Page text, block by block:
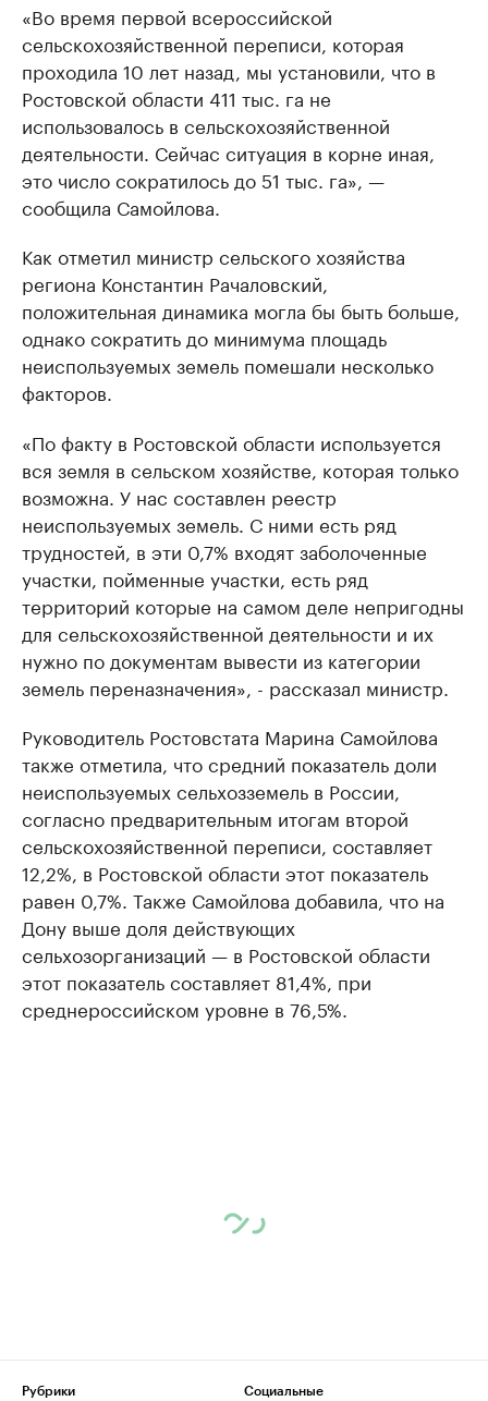
«Во время первой всероссийской
сельскохозяйственной переписи, которая
проходила 10 лет назад, мы установили, что в
Ростовской области 411 тыс. га не
использовалось в сельскохозяйственной
деятельности. Сейчас ситуация в корне иная,
это число сократилось до 51 тыс. га», —
сообщила Самойлова.
Как отметил министр сельского хозяйства
региона Константин Рачаловский,
положительная динамика могла бы быть больше,
однако сократить до минимума площадь
неиспользуемых земель помешали несколько
факторов.
«По факту в Ростовской области используется
вся земля в сельском хозяйстве, которая только
возможна. У нас составлен реестр
неиспользуемых земель. С ними есть ряд
трудностей, в эти 0,7% входят заболоченные
участки, пойменные участки, есть ряд
территорий которые на самом деле непригодны
для сельскохозяйственной деятельности и их
нужно по документам вывести из категории
земель переназначения», - рассказал министр.
Руководитель Ростовстата Марина Самойлова
также отметила, что средний показатель доли
неиспользуемых сельхозземель в России,
согласно предварительным итогам второй
сельскохозяйственной переписи, составляет
12,2%, в Ростовской области этот показатель
равен 0,7%. Также Самойлова добавила, что на
Дону выше доля действующих
сельхозорганизаций — в Ростовской области
этот показатель составляет 81,4%, при
среднероссийском уровне в 76,5%.
Рубрики
Социальные